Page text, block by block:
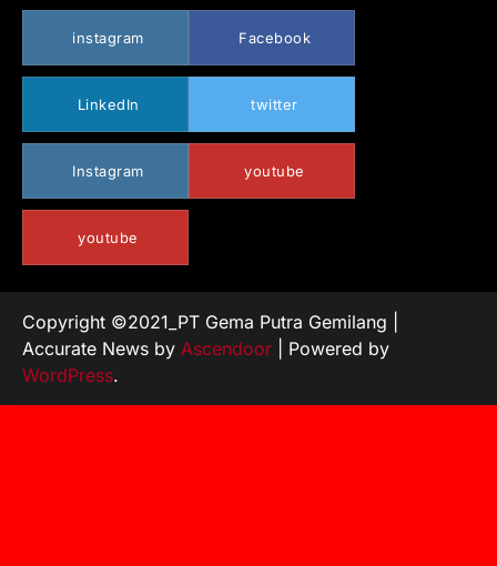
instagram Facebook
LinkedIn twitter
Instagram youtube
youtube
Copyright ©2021_PT Gema Putra Gemilang |
Accurate News by Ascendoor | Powered by
WordPress.